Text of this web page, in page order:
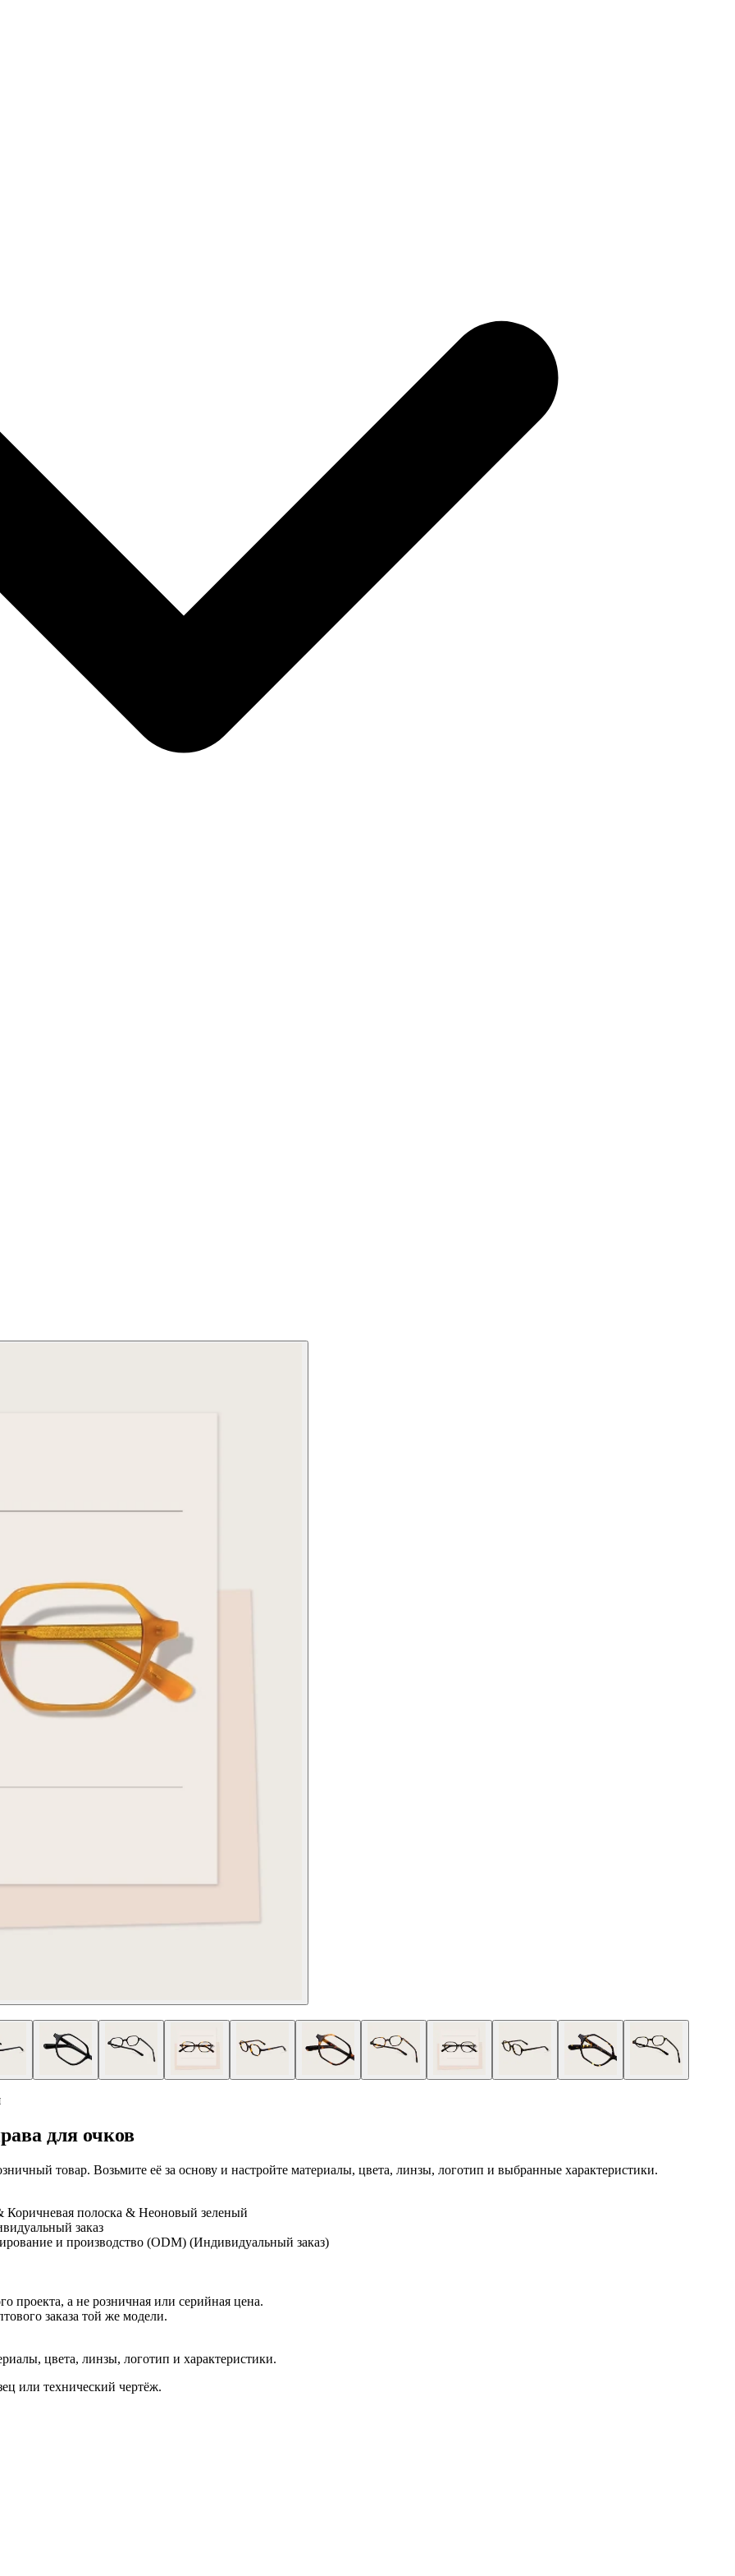
для очков
товар. Возьмите её за основу и настройте материалы, цвета, линзы, логотип и выбранные характеристики.
полоска & Неоновый зеленый
заказ
и производство (ODM) (Индивидуальный заказ)
проекта, а не розничная или серийная цена.
заказа той же модели.
цвета, линзы, логотип и характеристики.
или технический чертёж.